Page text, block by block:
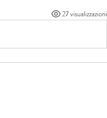
27 visualizzazioni